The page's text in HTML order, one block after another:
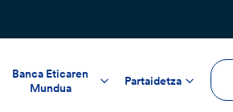
Banca Eticaren
Mundua
Partaidetza